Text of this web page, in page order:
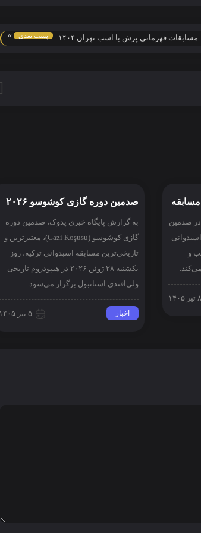
مسابقات قهرمانی پرش با اسب تهران ۱۴۰۴ پست بعدی »
در صدمین
و
۸ تیر ۱۴۰۵
صدمین دوره گازی کوشوسو ۲۰۲۶
به گزارش پایگاه خبری پدوک، صدمین دوره
گازی کوشوسو (Gazi Koşusu)، معتبرترین و
تاریخی‌ترین مسابقه اسبدوانی ترکیه، روز
یکشنبه ۲۸ ژوئن ۲۰۲۶ در هیپودروم تاریخی
ولی‌افندی استانبول برگزار می‌شود
اخبار ۵ تیر ۱۴۰۵